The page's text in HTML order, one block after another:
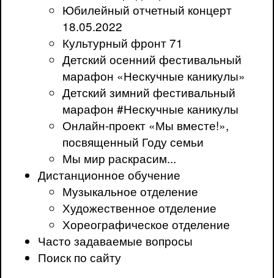
Юбилейный отчетный концерт
18.05.2022
Культурный фронт 71
Детский осенний фестивальный
марафон «Нескучные каникулы»
Детский зимний фестивальный
марафон #Нескучные каникулы
Онлайн-проект «Мы вместе!»,
посвященный Году семьи
Мы мир раскрасим...
Дистанционное обучение
Музыкальное отделение
Художественное отделение
Хореографическое отделение
Часто задаваемые вопросы
Поиск по сайту